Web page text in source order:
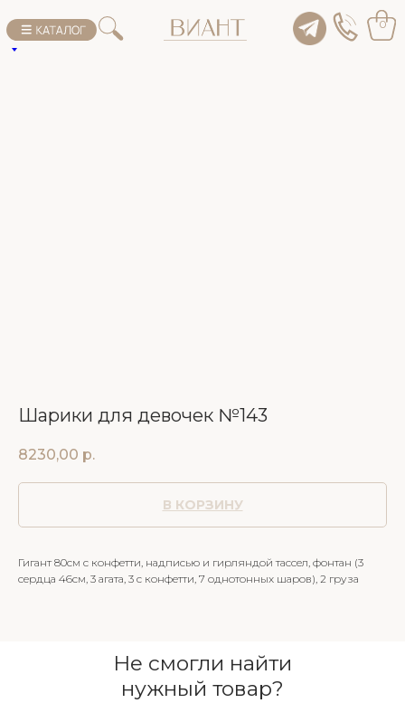
0
Шарики для девочек №143
8230,00 р.
В КОРЗИНУ
Гигант 80см с конфетти, надписью и гирляндой тассел, фонтан (3
сердца 46см, 3 агата, 3 с конфетти, 7 однотонных шаров), 2 груза
Не смогли найти
нужный товар?